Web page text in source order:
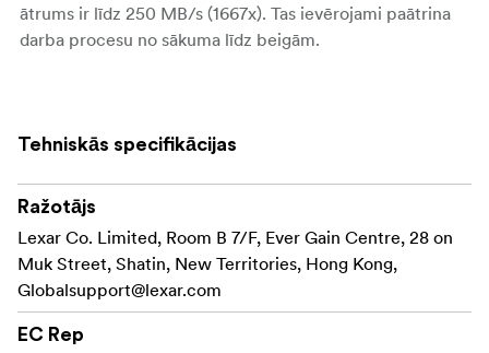
ātrums ir līdz 250 MB/s (1667x). Tas ievērojami paātrina
darba procesu no sākuma līdz beigām.
ar vecākām kamerām un nolasītājiem, un, izmantojot tās
ātrumu.
Veiktspēja un ātrums
64 GB - 10. klase, SDXC, UHS-II (U3), V60, 1667x
(līdz 250 MB/s lasīšanai, līdz 120 MB/s rakstīšanai)
Tehniskās specifikācijas
Ražotājs
Lexar Co. Limited, Room B 7/F, Ever Gain Centre, 28 on
Muk Street, Shatin, New Territories, Hong Kong,
Globalsupport@lexar.com
EC Rep